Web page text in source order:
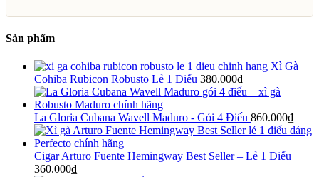
Sản phẩm
Xì Gà
Cohiba Rubicon Robusto Lẻ 1 Điếu 380.000₫
La Gloria Cubana Wavell Maduro - Gói 4 Điếu 860.000₫
Cigar Arturo Fuente Hemingway Best Seller – Lẻ 1 Điếu
360.000₫